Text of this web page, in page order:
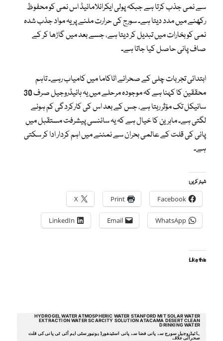
سے نمی جذب کرتا ہے جبکہ پولی ایکرائلامائیڈ اس نمی کو محفوظ
رکھنے میں مدد دیتا ہے۔ سورج کی حرارت ملنے پر یہ مواد جذب شدہ
نمی کو بخارات میں تبدیل کر دیتا ہے، جسے بعد میں گاڑھا کر کے
صاف پانی حاصل کیا جاتا ہے۔
ابتدائی تجربات چلی کے صحرائے اٹاکاما میں کامیاب رہے۔ تاہم
محققین کا کہنا ہے کہ موجودہ مرحلے میں یہ ہائیڈروجیل صرف 30
سائیکل تک مؤثر رہتا ہے، جس کے بعد اس کی کارکردگی کم ہونے
لگتی ہے۔ ماہرین کا خیال ہے کہ یہ سائنسی پیشرفت مستقبل میں
پانی کی قلت کے عالمی بحران سے نمٹنے میں اہم کردار ادا کر سکتی
ہے۔
شیئر کریں:
Facebook
Print
X
WhatsApp
Email
LinkedIn
Like this:
HYDROGEL WATER ATMOSPHERIC WATER STANFORD MIT SOLAR WATER
EXTRACTION WATER SCARCITY SOLUTION ATACAMA DESERT CLEAN
DRINKING WATER
ہائیڈروجیل سورج سے پانی فضا سے پانی اسٹینفورڈ یونیورسٹی ایم آئی ٹی پانی کی قلت
صحرائی علاقے